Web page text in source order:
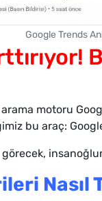
Google Trends
motoru
bu araç:
Nasıl